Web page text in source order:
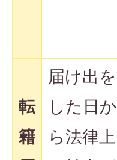
転
籍
届け出を
した日か
ら法律上